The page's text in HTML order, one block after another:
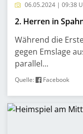
06.05.2024 | 09:38
2. Herren in
Während die
gegen Emslage
parallel...
Quelle: Facebook